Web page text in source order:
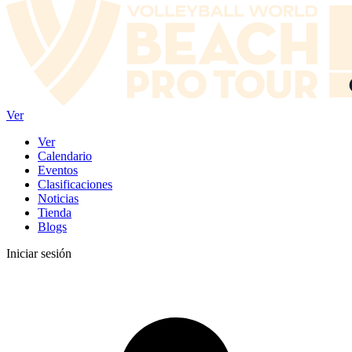
Ver
Ver
Calendario
Eventos
Clasificaciones
Noticias
Tienda
Blogs
Iniciar sesión